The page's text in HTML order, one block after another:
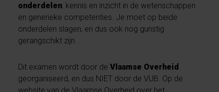
onderdelen: kennis en inzicht in de wetenschappen
en generieke competenties. Je moet op beide
onderdelen slagen, en dus ook nog gunstig
gerangschikt zijn.
Dit examen wordt door deVlaamse Overheid
georganiseerd, en dus NIET door de VUB. Op de
website van de Vlaamse Overheid over het